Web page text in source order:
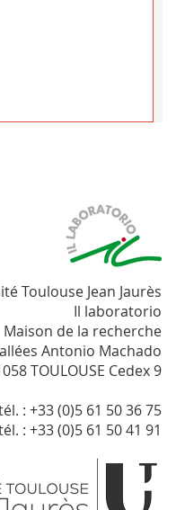
Toulouse Jean Jaurès
Il laboratorio
Maison de la recherche
Antonio Machado
TOULOUSE Cedex 9
: +33 (0)5 61 50 36 75
: +33 (0)5 61 50 41 91